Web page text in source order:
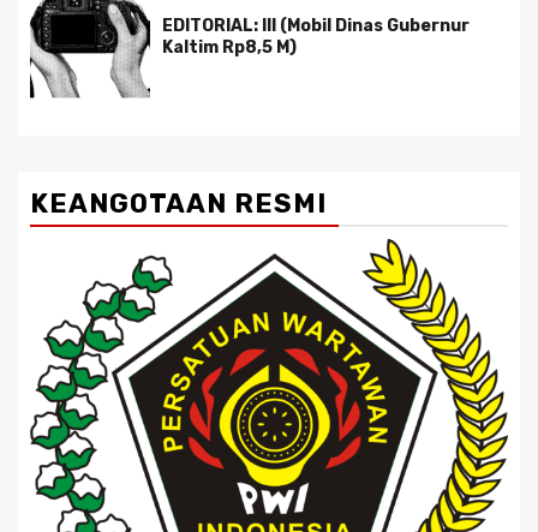
EDITORIAL: III (Mobil Dinas Gubernur
Kaltim Rp8,5 M)
KEANGOTAAN RESMI